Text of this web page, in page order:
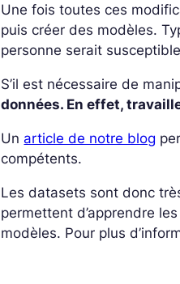
Une fois toutes ces
puis créer des modèles.
personne serait
S’il est nécessaire de
données. En effet,
Un article de notre blog
compétents.
Les datasets sont donc
permettent d’apprendre
modèles. Pour plus